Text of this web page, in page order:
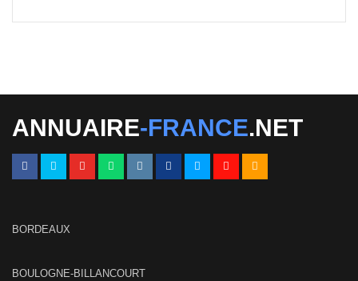
ANNUAIRE-FRANCE.NET
BORDEAUX
BOULOGNE-BILLANCOURT